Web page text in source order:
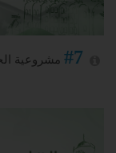
#7 مشروعية